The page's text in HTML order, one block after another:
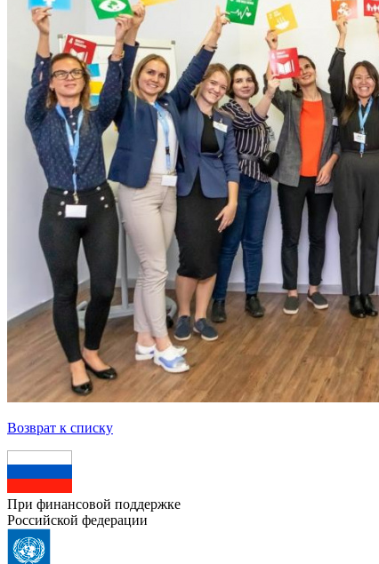
Возврат к списку
При финансовой поддержке
Российской федерации